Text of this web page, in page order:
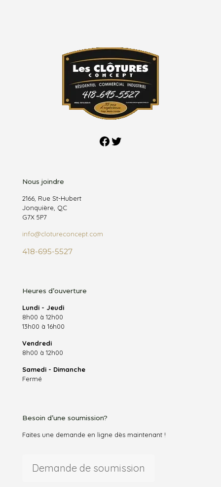
Facebook
Twitter
Nous joindre
2166, Rue St-Hubert
Jonquière, QC
G7X 5P7
info@clotureconcept.com
418-695-5527
Heures d’ouverture
Lundi - Jeudi
8h00 à 12h00
13h00 à 16h00
Vendredi
8h00 à 12h00
Samedi - Dimanche
Fermé
Besoin d’une soumission?
Faites une demande en ligne dès maintenant !
Demande de soumission